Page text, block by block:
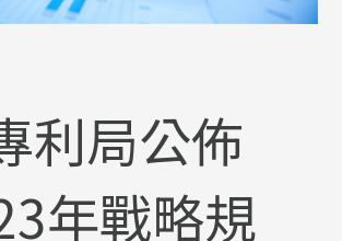
利局公佈
年戰略規